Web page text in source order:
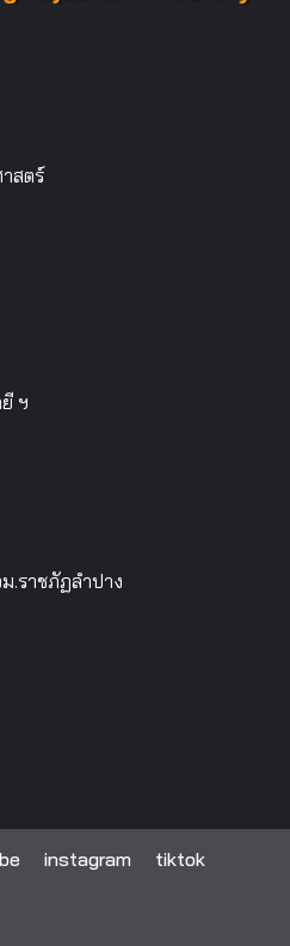
สตร์
ฯ
.ราชภัฏลำปาง
instagram tiktok